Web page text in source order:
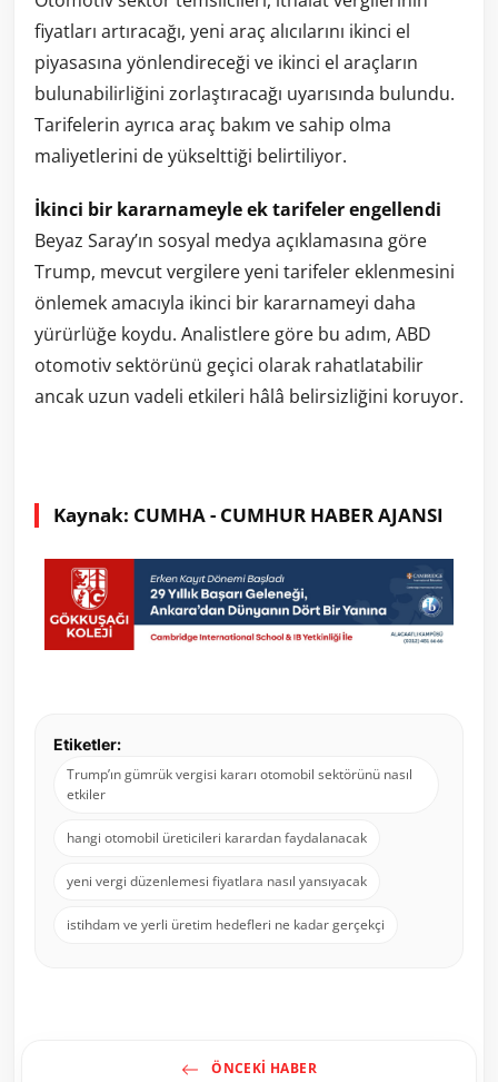
fiyatları artıracağı, yeni araç alıcılarını ikinci el
piyasasına yönlendireceği ve ikinci el araçların
bulunabilirliğini zorlaştıracağı uyarısında bulundu.
Tarifelerin ayrıca araç bakım ve sahip olma
maliyetlerini de yükselttiği belirtiliyor.
İkinci bir kararnameyle ek tarifeler engellendi
Beyaz Saray’ın sosyal medya açıklamasına göre
Trump, mevcut vergilere yeni tarifeler eklenmesini
önlemek amacıyla ikinci bir kararnameyi daha
yürürlüğe koydu. Analistlere göre bu adım, ABD
otomotiv sektörünü geçici olarak rahatlatabilir
ancak uzun vadeli etkileri hâlâ belirsizliğini koruyor.
Kaynak: CUMHA - CUMHUR HABER AJANSI
Etiketler:
Trump’ın gümrük vergisi kararı otomobil sektörünü nasıl
etkiler
hangi otomobil üreticileri karardan faydalanacak
yeni vergi düzenlemesi fiyatlara nasıl yansıyacak
istihdam ve yerli üretim hedefleri ne kadar gerçekçi
ÖNCEKI HABER